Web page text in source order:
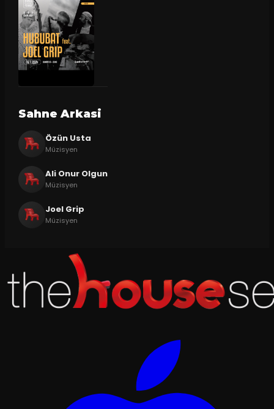
Sahne Arkasi
Özün Usta
Müzisyen
Ali Onur Olgun
Müzisyen
Joel Grip
Müzisyen